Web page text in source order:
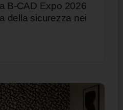
B-CAD Expo 2026
della sicurezza nei